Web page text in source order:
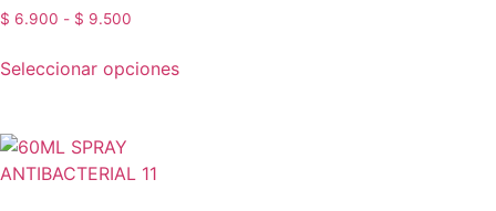
$ 6.900 - $ 9.500
Seleccionar opciones